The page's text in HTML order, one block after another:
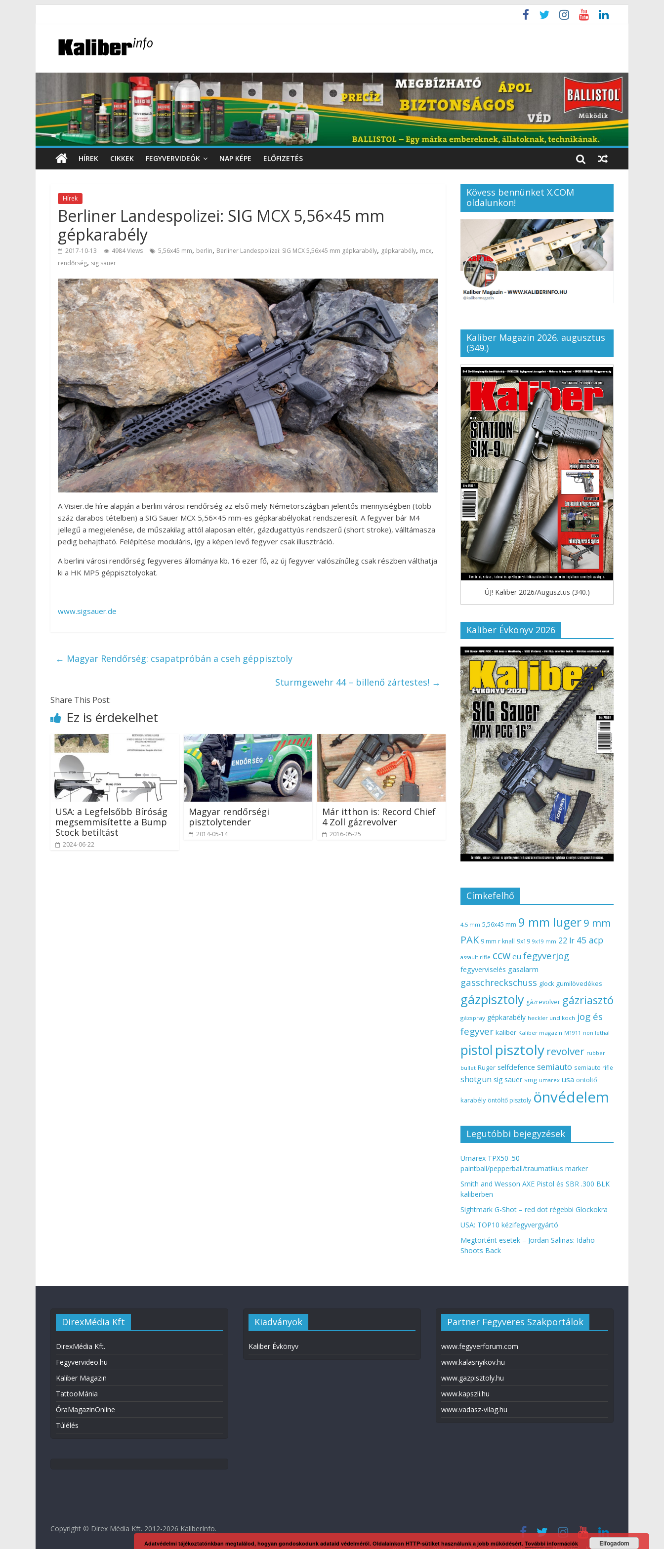
HÍREK CIKKEK FEGYVERVIDEÓK NAP KÉPE ELŐFIZETÉS
Hírek
Berliner Landespolizei: SIG MCX 5,56×45 mm
gépkarabély
2017-10-13 4984 Views 5,56x45 mm, berlin, Berliner Landespolizei: SIG MCX 5,56x45 mm gépkarabély, gépkarabély, mcx,
rendőrség, sig sauer
A Visier.de híre alapján a berlini városi rendőrség az első mely Németországban jelentős mennyiségben (több
száz darabos tételben) a SIG Sauer MCX 5,56×45 mm-es gépkarabélyokat rendszeresít. A fegyver bár M4
jellegű a megjelenése, de műszakilag attól alaposan eltér, gázdugattyús rendszerű (short stroke), válltámasza
pedig behajtható. Felépítése moduláris, így a képen levő fegyver csak illusztráció.
A berlini városi rendőrség fegyveres állománya kb. 16 ezer fő, az új fegyver valószínűleg csak részben válthatja
ki a HK MP5 géppisztolyokat.
www.sigsauer.de
← Magyar Rendőrség: csapatpróbán a cseh géppisztoly
Sturmgewehr 44 – billenő zártestes! →
Share This Post:
Ez is érdekelhet
USA: a Legfelsőbb Bíróság
megsemmisítette a Bump
Stock betiltást
2024-06-22
Magyar rendőrségi
pisztolytender
2014-05-14
Már itthon is: Record Chief
4 Zoll gázrevolver
2016-05-25
Kövess bennünket X.COM
oldalunkon!
Kaliber Magazin 2026. augusztus
(349.)
ÚJ! Kaliber 2026/Augusztus (340.)
Kaliber Évkönyv 2026
Címkefelhő
4,5 mm 5,56x45 mm 9 mm luger9 mm
PAK 9 mm r knall 9x19 9x19 mm 22 lr 45 acp
assault rifle ccw eu fegyverjog
fegyverviselés gasalarm
gasschreckschuss glock gumilövedékes
gázpisztoly gázrevolver gázriasztó
gázspray gépkarabély heckler und koch jog és
fegyver kaliber Kaliber magazin M1911 non lethal
pistol pisztoly revolver rubber
bullet Ruger selfdefence semiauto semiauto rifle
shotgun sig sauer smg umarex usa öntöltő
karabély öntöltő pisztoly önvédelem
Legutóbbi bejegyzések
Umarex TPX50 .50
paintball/pepperball/traumatikus marker
Smith and Wesson AXE Pistol és SBR .300 BLK
kaliberben
Sightmark G-Shot – red dot régebbi Glockokra
USA: TOP10 kézifegyvergyártó
Megtörtént esetek – Jordan Salinas: Idaho
Shoots Back
DirexMédia Kft
DirexMédia Kft.
Fegyvervideo.hu
Kaliber Magazin
TattooMánia
ÓraMagazinOnline
Túlélés
Kiadványok
Kaliber Évkönyv
Partner Fegyveres Szakportálok
www.fegyverforum.com
www.kalasnyikov.hu
www.gazpisztoly.hu
www.kapszli.hu
www.vadasz-vilag.hu
Copyright © Direx Média Kft. 2012-2026 KaliberInfo.
Adatvédelmi tájékoztatónkban megtalálod, hogyan gondoskodunk adataid védelméről. Oldalainkon HTTP-sütiket használunk a jobb működésért. További információk Elfogadom